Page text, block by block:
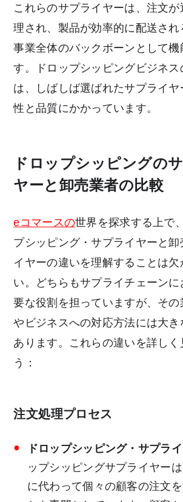
これらのサプライヤーは、注文が
理され、製品が効率的に配送され
事業全体のバックボーンとして機
す。ドロップシッピングビジネス
は、しばしば選ばれたサプライヤ
性と品質にかかっています。
ドロップシッピングの
ヤーと卸売業者の比較
eコマースの世界を探求する上で、
プシッピング・サプライヤーと卸
イヤーの違いを理解することは欠
い。どちらもサプライチェーンに
要な役割を担っていますが、その
やビジネスへの対応方法には大き
あります。これらの違いを詳しく
う：
注文処理プロセス
ドロップシッピング・サプラ
ップシッピングサプライヤー
に代わって個々の顧客の注文